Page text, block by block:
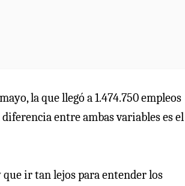
la que llegó a 1.474.750 empleos
entre ambas variables es el
que ir tan lejos para entender los